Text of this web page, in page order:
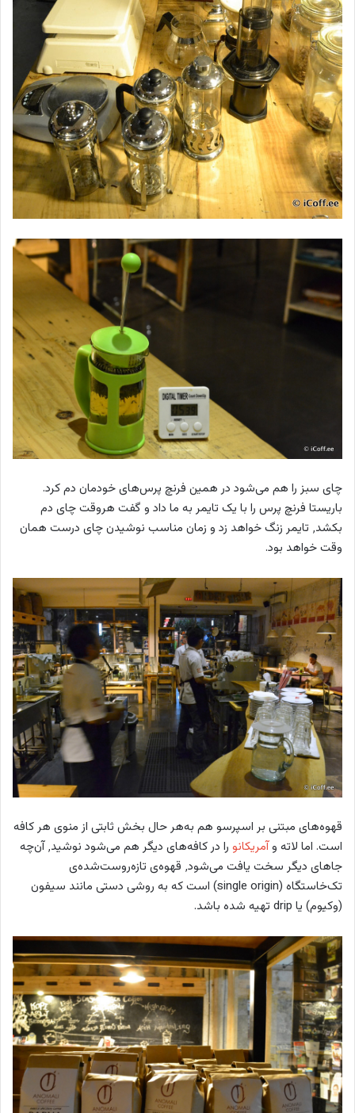
چای سبز را هم می‌شود در همین فرنچ‌ پرس‌های خودمان دم کرد.
باریستا فرنچ پرس را با یک تایمر به ما داد و گفت هروقت چای دم
بکشد٬ تایمر زنگ خواهد زد و زمان مناسب نوشیدن چای درست همان
وقت خواهد بود.
قهوه‌های مبتنی بر اسپرسو هم به‌هر حال بخش ثابتی از منوی هر کافه
است. اما لاته وآمریکانو
را در کافه‌های دیگر هم می‌شود نوشید٬ آن‌چه
جاهای دیگر سخت یافت می‌شود٬ قهوه‌‌ی تازه‌روست‌شده‌ی
تک‌خاستگاه (single origin) است که به روشی دستی مانند سیفون
(وکیوم) یا drip تهیه شده باشد.